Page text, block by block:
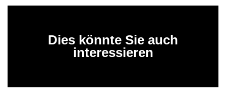
Dies könnte Sie auch
interessieren